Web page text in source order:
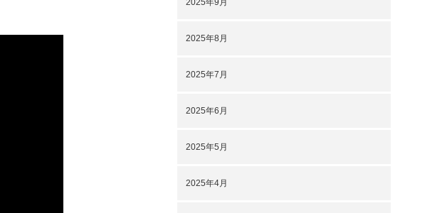
2025年8月
2025年7月
2025年6月
2025年5月
2025年4月